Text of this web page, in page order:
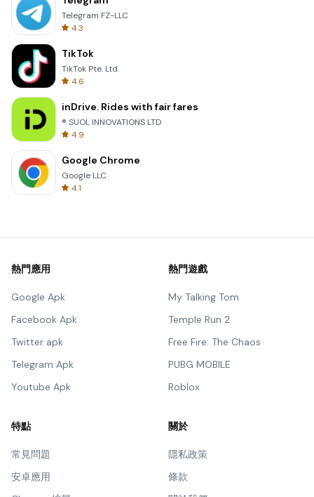
Telegram FZ-LLC
4.3
TikTok
TikTok Pte. Ltd.
4.6
inDrive. Rides with fair fares
® SUOL INNOVATIONS LTD
4.9
Google Chrome
Google LLC
4.1
熱門應用
Google Apk
Facebook Apk
Twitter apk
Telegram Apk
Youtube Apk
熱門遊戲
My Talking Tom
Temple Run 2
Free Fire: The Chaos
PUBG MOBILE
Roblox
特點
常見問題
安卓應用
關於
隱私政策
條款